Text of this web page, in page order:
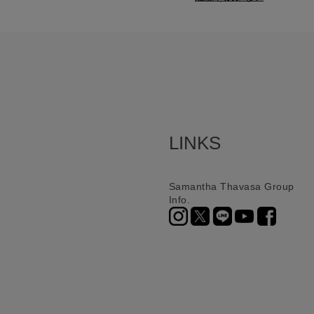
LINKS
Samantha Thavasa Group
Info.